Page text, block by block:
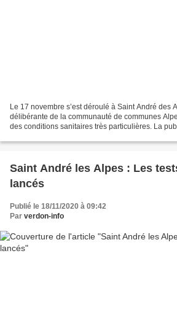
Le 17 novembre s’est déroulé à Saint André des
délibérante de la communauté de communes
des conditions sanitaires très particulières. La
Saint André les Alpes : Les
lancés
Publié le 18/11/2020 à 09:42
Par verdon-info